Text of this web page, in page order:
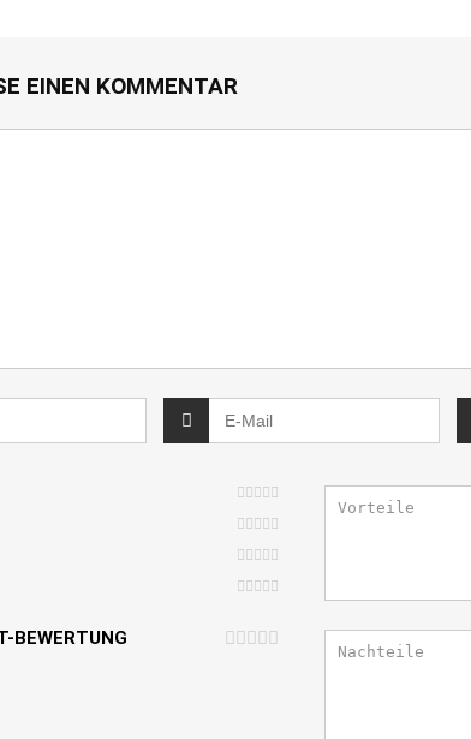
EINEN KOMMENTAR
BEWERTUNG